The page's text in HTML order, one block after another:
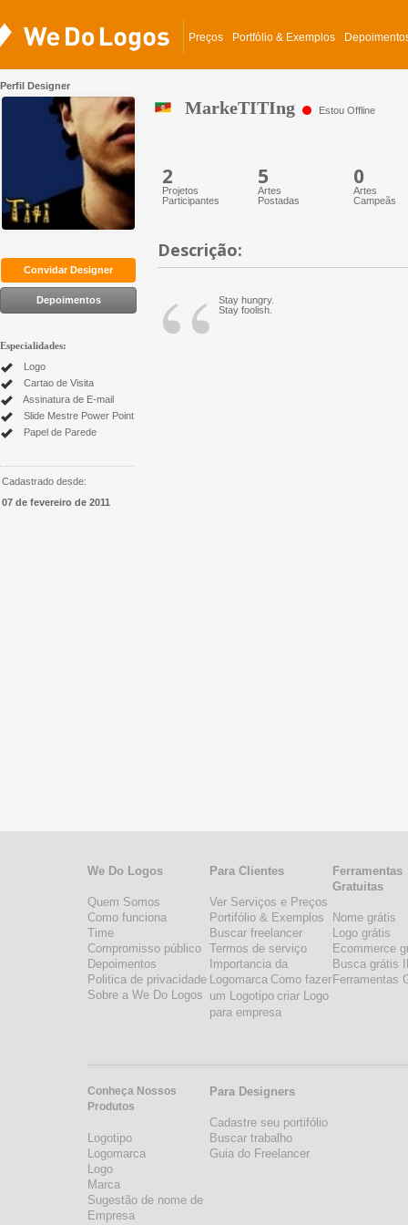
Preços Portfólio & Exemplos
Convidar Designer
Depoimentos
Especialidades:
Logo
Cartao de Visita
Assinatura de E-mail
Slide Mestre Power Point
Papel de Parede
Cadastrado desde:
07 de fevereiro de 2011
MarkeTITIng Estou Offline
Perfil Designer
2
Projetos
Participantes
5
Artes
Postadas
0
Artes
Campeãs
Descrição:
“
Stay hungry.
Stay foolish.
We Do Logos
Quem Somos
Como funciona
Time
Compromisso público
Depoimentos
Politica de privacidade
Sobre a We Do Logos
Conheça Nossos
Produtos
Logotipo
Logomarca
Logo
Marca
Sugestão de nome de
Empresa
Para Clientes
Ver Serviços e Preços
Portifólio & Exemplos
Buscar freelancer
Termos de serviço
Importancia da
Logomarca Como fazer
um Logotipo criar Logo
para empresa
Para Designers
Cadastre seu portifólio
Buscar trabalho
Guia do Freelancer
Ferramentas
Gratuitas
Nome grátis
Logo grátis
Ecommerce
Busca grátis
Ferramentas